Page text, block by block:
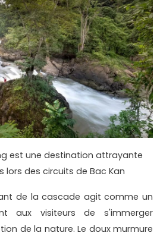
est une destination attrayante
lors des circuits de Bac Kan
de la cascade agit comme un
aux visiteurs de s'immerger
de la nature. Le doux murmure